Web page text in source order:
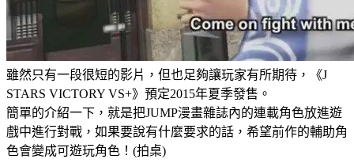
雖然只有一段很短的影片，但也足夠讓玩家有所期待，《J
STARS VICTORY VS+》預定2015年夏季發售。
簡單的介紹一下，就是把JUMP漫畫雜誌內的連載角色放進遊
戲中進行對戰，如果要說有什麼要求的話，希望前作的輔助角
色會變成可遊玩角色！(拍桌)